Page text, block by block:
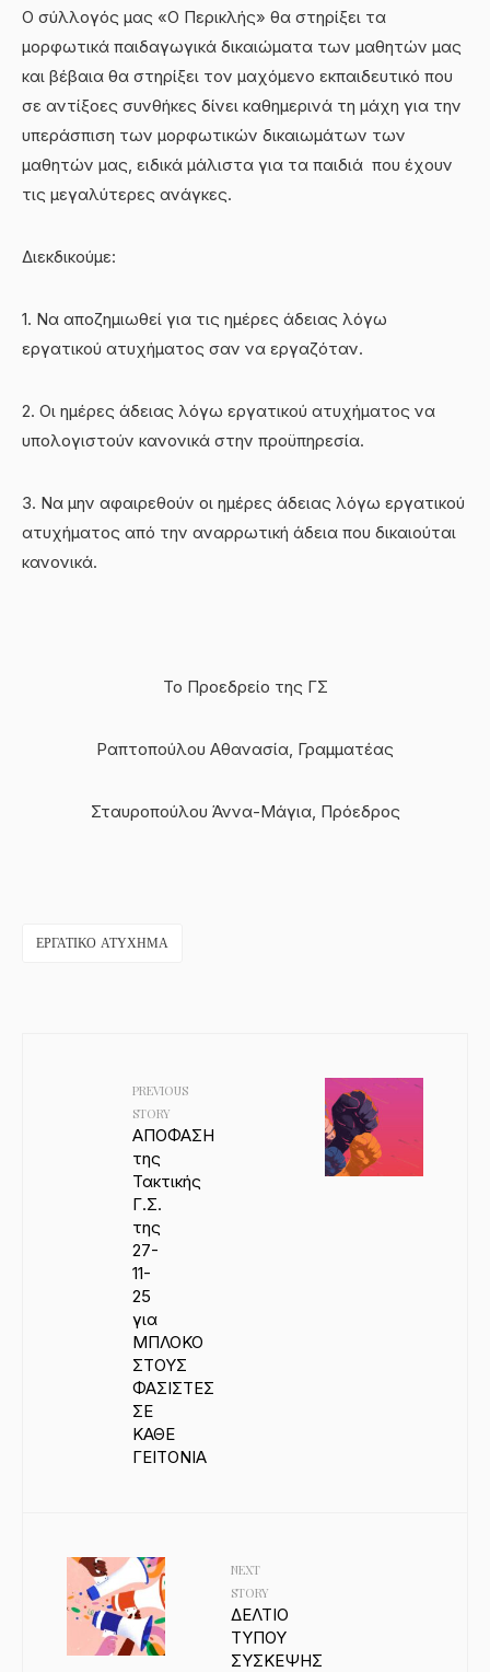
Ο σύλλογός μας «Ο Περικλής» θα στηρίξει τα
μορφωτικά παιδαγωγικά δικαιώματα των μαθητών μας
και βέβαια θα στηρίξει τον μαχόμενο εκπαιδευτικό που
σε αντίξοες συνθήκες δίνει καθημερινά τη μάχη για την
υπεράσπιση των μορφωτικών δικαιωμάτων των
μαθητών μας, ειδικά μάλιστα για τα παιδιά που έχουν
τις μεγαλύτερες ανάγκες.
Διεκδικούμε:
1. Να αποζημιωθεί για τις ημέρες άδειας λόγω
εργατικού ατυχήματος σαν να εργαζόταν.
2. Οι ημέρες άδειας λόγω εργατικού ατυχήματος να
υπολογιστούν κανονικά στην προϋπηρεσία.
3. Να μην αφαιρεθούν οι ημέρες άδειας λόγω εργατικού
ατυχήματος από την αναρρωτική άδεια που δικαιούται
κανονικά.
Το Προεδρείο της ΓΣ
Ραπτοπούλου Αθανασία, Γραμματέας
Σταυροπούλου Άννα-Μάγια, Πρόεδρος
ΕΡΓΑΤΙΚΌ ΑΤΎΧΗΜΑ
PREVIOUS
STORY
ΑΠΟΦΑΣΗ
της
Τακτικής
Γ.Σ.
της
27-
11-
25
για
ΜΠΛΟΚΟ
ΣΤΟΥΣ
ΦΑΣΙΣΤΕΣ
ΣΕ
ΚΑΘΕ
ΓΕΙΤΟΝΙΑ
NEXT
STORY
ΔΕΛΤΙΟ
ΤΥΠΟΥ
ΣΥΣΚΕΨΗΣ